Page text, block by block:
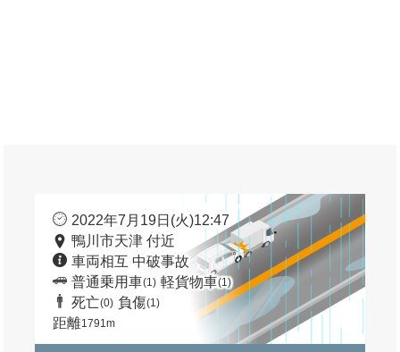
2022年7月19日(火)12:47
鴨川市天津 付近
車両相互 中破事故
普通乗用車(1) 軽貨物車(1)
死亡(0) 負傷(1)
距離1791m